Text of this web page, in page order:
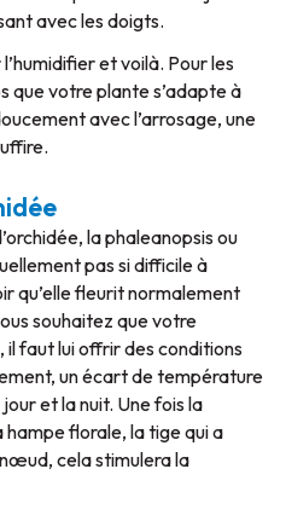
avec les doigts.
et voilà. Pour les
que votre plante s’adapte à
avec l’arrosage, une
laphaleanopsis ou
pas si difficile à
qu’elle fleurit normalement
souhaitez que votre
il faut lui offrir des conditions
un écart de température
et la nuit. Une fois la
florale, la tige qui a
cela stimulera la